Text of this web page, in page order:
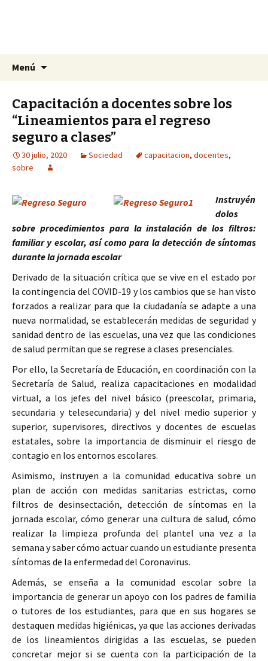
La Yunta de Tepic
La nueva opción en información
Menú
Capacitación a docentes sobre los
“Lineamientos para el regreso
seguro a clases”
30 julio, 2020 Sociedad capacitacion, docentes,
sobre
Instruyén
dolos
sobre procedimientos para la instalación de los filtros:
familiar y escolar, así como para la detección de síntomas
durante la jornada escolar
Derivado de la situación crítica que se vive en el estado por
la contingencia del COVID-19 y los cambios que se han visto
forzados a realizar para que la ciudadanía se adapte a una
nueva normalidad, se establecerán medidas de seguridad y
sanidad dentro de las escuelas, una vez que las condiciones
de salud permitan que se regrese a clases presenciales.
Por ello, la Secretaría de Educación, en coordinación con la
Secretaría de Salud, realiza capacitaciones en modalidad
virtual, a los jefes del nivel básico (preescolar, primaria,
secundaria y telesecundaria) y del nivel medio superior y
superior, supervisores, directivos y docentes de escuelas
estatales, sobre la importancia de disminuir el riesgo de
contagio en los entornos escolares.
Asimismo, instruyen a la comunidad educativa sobre un
plan de acción con medidas sanitarias estrictas, como
filtros de desinsectación, detección de síntomas en la
jornada escolar, cómo generar una cultura de salud, cómo
realizar la limpieza profunda del plantel una vez a la
semana y saber cómo actuar cuando un estudiante presenta
síntomas de la enfermedad del Coronavirus.
Además, se enseña a la comunidad escolar sobre la
importancia de generar un apoyo con los padres de familia
o tutores de los estudiantes, para que en sus hogares se
destaquen medidas higiénicas, ya que las acciones derivadas
de los lineamientos dirigidas a las escuelas, se pueden
concretar mejor si se cuenta con la participación de la